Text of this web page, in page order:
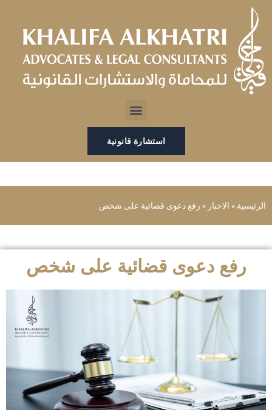
تخطي
المحتوى
Menu
استشارة قانونية
الرئيسية » الاخبار » رفع دعوى قضائية على شخص
رفع دعوى قضائية على شخص